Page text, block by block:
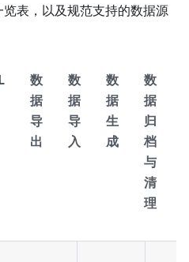
表，以及规范支持的数据源
数
据
导
出
数
据
导
入
数
据
生
成
数
据
归
档
与
清
理